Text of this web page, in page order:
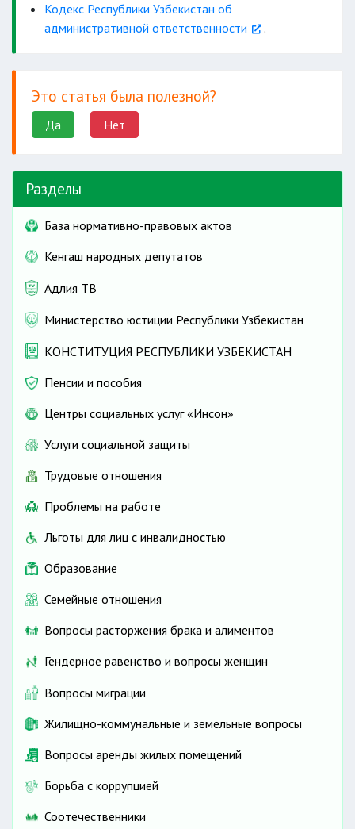
Кодекс Республики Узбекистан об
административной ответственности
.
Это статья была полезной?
Да Нет
Разделы
База нормативно-правовых актов
Кенгаш народных депутатов
Адлия ТВ
Министерство юстиции Республики Узбекистан
КОНСТИТУЦИЯ РЕСПУБЛИКИ УЗБЕКИСТАН
Пенсии и пособия
Центры социальных услуг «Инсон»
Услуги социальной защиты
Трудовые отношения
Проблемы на работе
Льготы для лиц с инвалидностью
Образование
Семейные отношения
Вопросы расторжения брака и алиментов
Гендерное равенство и вопросы женщин
Вопросы миграции
Жилищно-коммунальные и земельные вопросы
Вопросы аренды жилых помещений
Борьба с коррупцией
Соотечественники